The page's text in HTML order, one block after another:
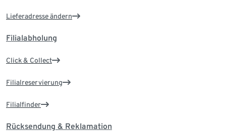
Lieferadresse ändern
Filialabholung
Click & Collect
Filialreservierung
Filialfinder
Rücksendung & Reklamation